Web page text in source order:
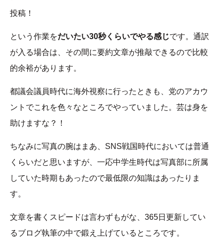
投稿！
という作業をだいたい30秒くらいでやる感じです。通訳
が入る場合は、その間に要約文章が推敲できるので比較
的余裕があります。
都議会議員時代に海外視察に行ったときも、党のアカウ
ントでこれを色々なところでやっていました。芸は身を
助けますな？！
ちなみに写真の腕はまあ、SNS戦国時代においては普通
くらいだと思いますが、一応中学生時代は写真部に所属
していた時期もあったので最低限の知識はあったりま
す。
文章を書くスピードは言わずもがな、365日更新してい
るブログ執筆の中で鍛え上げているところです。